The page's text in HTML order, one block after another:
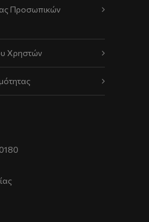
Προσωπικών
Χρηστών